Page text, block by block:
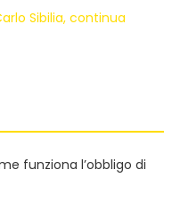
Sibilia, continua
funziona l’obbligo di